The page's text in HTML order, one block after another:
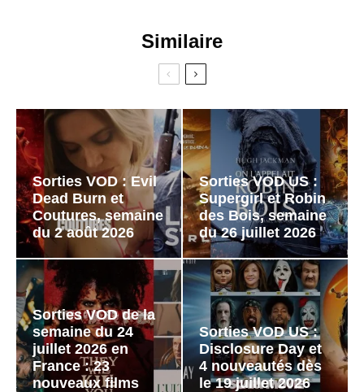
Similaire
Sorties VOD : Evil
Dead Burn et
Coutures, semaine
du 2 août 2026
Sorties VOD US :
Supergirl et Robin
des Bois, semaine
du 26 juillet 2026
Sorties VOD de la
semaine du 24
juillet 2026 en
France : 23
nouveaux films
Sorties VOD US :
Disclosure Day et
4 nouveautés dès
le 19 juillet 2026